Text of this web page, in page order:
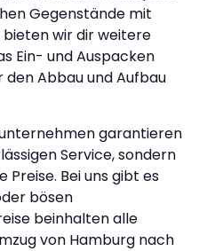
Gegenstände mit
wir dir weitere
Ein- und Auspacken
Abbau und Aufbau
garantieren
Service, sondern
Bei uns gibt es
bösen
beinhalten alle
von Hamburg nach